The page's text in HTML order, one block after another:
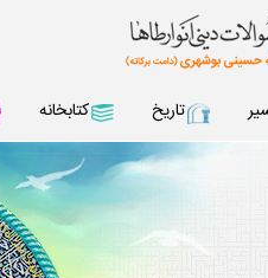
تاريخ كتابخانه